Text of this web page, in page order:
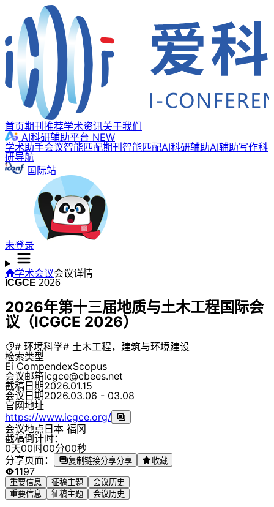
首页期刊推荐学术资讯关于我们
AI科研辅助平台 NEW
学术助手会议智能匹配期刊智能匹配AI科研辅助AI辅助写作科
研导航
国际站
未登录
学术会议会议详情
ICGCE 2026
2026年第十三届地质与土木工程国际会
议（ICGCE 2026）
# 环境科学# 土木工程，建筑与环境建设
检索类型
Ei CompendexScopus
会议邮箱icgce@cbees.net
截稿日期2026.01.15
会议日期2026.03.06 - 03.08
官网地址
https://www.icgce.org/
会议地点日本 福冈
截稿倒计时：
0天00时00分00秒
分享页面：
复制链接分享分享 收藏
1197
重要信息 征稿主题
会议历史
重要信息
征稿主题 会议历史